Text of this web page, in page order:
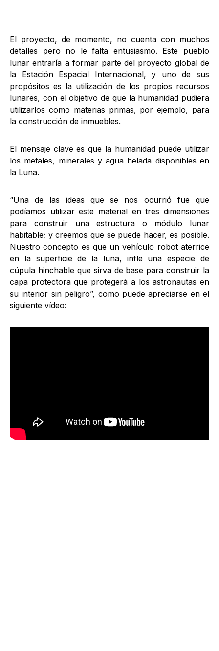
El proyecto, de momento, no cuenta con muchos
detalles pero no le falta entusiasmo. Este pueblo
lunar entraría a formar parte del proyecto global de
la Estación Espacial Internacional, y uno de sus
propósitos es la utilización de los propios recursos
lunares, con el objetivo de que la humanidad pudiera
utilizarlos como materias primas, por ejemplo, para
la construcción de inmuebles.
El mensaje clave es que la humanidad puede utilizar
los metales, minerales y agua helada disponibles en
la Luna.
“Una de las ideas que se nos ocurrió fue que
podíamos utilizar este material en tres dimensiones
para construir una estructura o módulo lunar
habitable; y creemos que se puede hacer, es posible.
Nuestro concepto es que un vehículo robot aterrice
en la superficie de la luna, infle una especie de
cúpula hinchable que sirva de base para construir la
capa protectora que protegerá a los astronautas en
su interior sin peligro”, como puede apreciarse en el
siguiente vídeo: